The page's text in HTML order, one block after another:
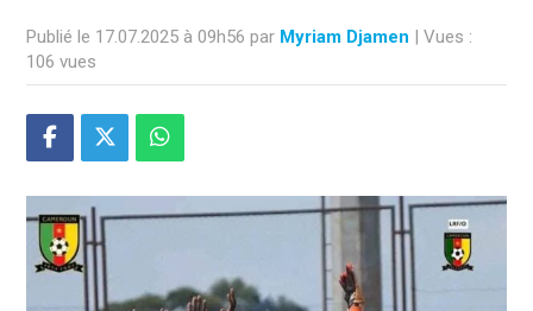
Publié le 17.07.2025 à 09h56 par Myriam Djamen | Vues :
106 vues